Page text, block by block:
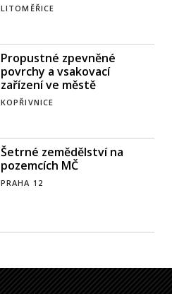
LITOMĚŘICE
Propustné zpevněné
povrchy a vsakovací
zařízení ve městě
KOPŘIVNICE
Šetrné zemědělství na
pozemcích MČ
PRAHA 12